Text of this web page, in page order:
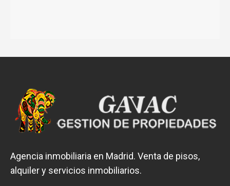
Agencia inmobiliaria en Madrid. Venta de pisos,
alquiler y servicios inmobiliarios.